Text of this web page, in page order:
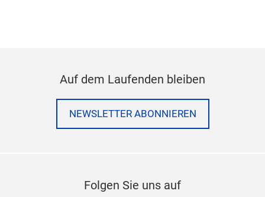
Auf dem Laufenden bleiben
NEWSLETTER ABONNIEREN
Folgen Sie uns auf